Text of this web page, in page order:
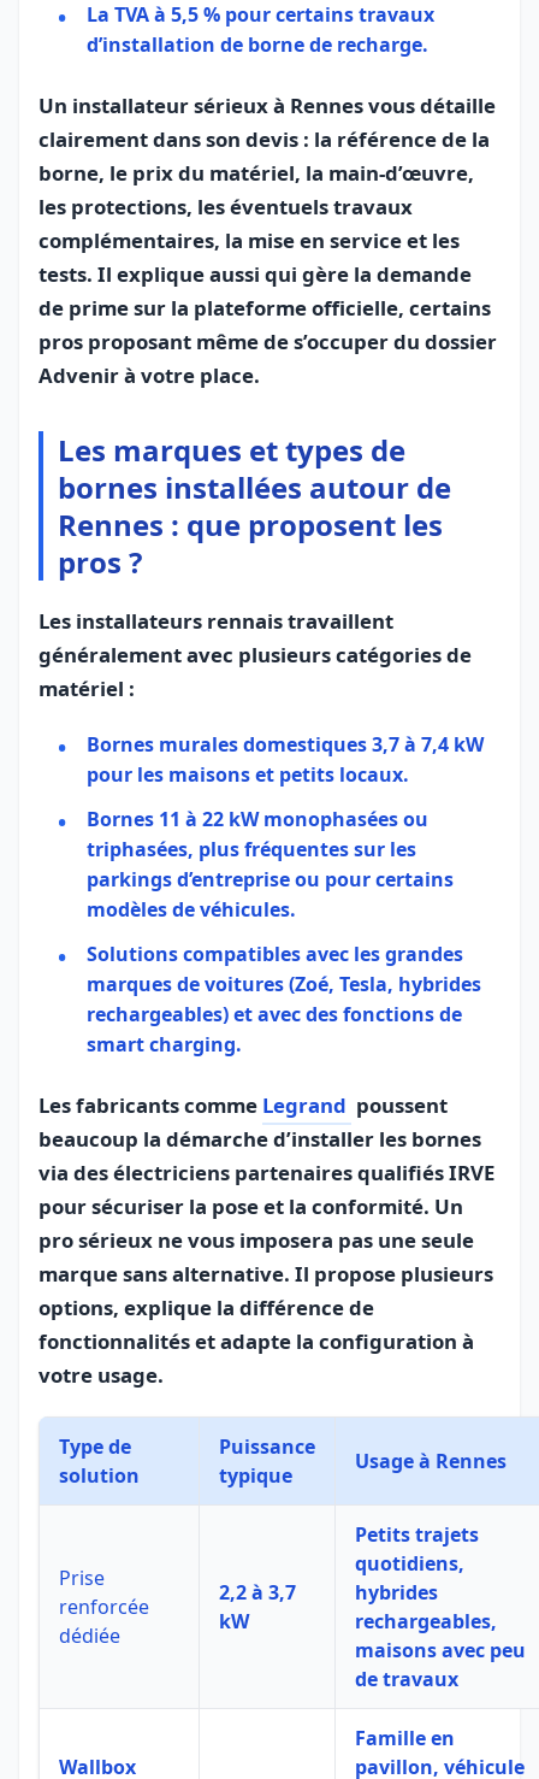
La TVA à 5,5 % pour certains travaux
d’installation de borne de recharge.
Un installateur sérieux à Rennes vous détaille
clairement dans son devis : la référence de la
borne, le prix du matériel, la main‑d’œuvre,
les protections, les éventuels travaux
complémentaires, la mise en service et les
tests. Il explique aussi qui gère la demande
de prime sur la plateforme officielle, certains
pros proposant même de s’occuper du dossier
Advenir à votre place.
Les marques et types de
bornes installées autour de
Rennes : que proposent les
pros ?
Les installateurs rennais travaillent
généralement avec plusieurs catégories de
matériel :
Bornes murales domestiques 3,7 à 7,4 kW
pour les maisons et petits locaux.
Bornes 11 à 22 kW monophasées ou
triphasées, plus fréquentes sur les
parkings d’entreprise ou pour certains
modèles de véhicules.
Solutions compatibles avec les grandes
marques de voitures (Zoé, Tesla, hybrides
rechargeables) et avec des fonctions de
smart charging.
Les fabricants comme Legrand poussent
beaucoup la démarche d’installer les bornes
via des électriciens partenaires qualifiés IRVE
pour sécuriser la pose et la conformité. Un
pro sérieux ne vous imposera pas une seule
marque sans alternative. Il propose plusieurs
options, explique la différence de
fonctionnalités et adapte la configuration à
votre usage.
Type de
solution
Puissance
typique
Usage à Rennes
Prise
renforcée
dédiée
2,2 à 3,7
kW
Petits trajets
quotidiens,
hybrides
rechargeables,
maisons avec peu
de travaux
Wallbox
Famille en
pavillon, véhicule